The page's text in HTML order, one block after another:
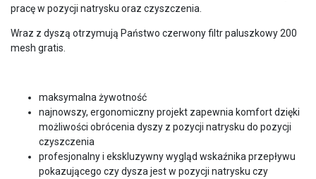
pracę w pozycji natrysku oraz czyszczenia.
Wraz z dyszą otrzymują Państwo czerwony filtr paluszkowy 200
mesh gratis.
maksymalna żywotność
najnowszy, ergonomiczny projekt zapewnia komfort dzięki
możliwości obrócenia dyszy z pozycji natrysku do pozycji
czyszczenia
profesjonalny i ekskluzywny wygląd wskaźnika przepływu
pokazującego czy dysza jest w pozycji natrysku czy